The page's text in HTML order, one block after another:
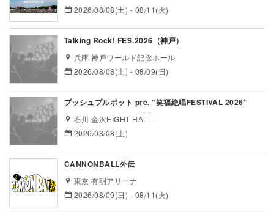
2026/08/08(土) - 08/11(火)
Talking Rock! FES.2026（神戸）
兵庫 神戸ワールド記念ホール
2026/08/08(土) - 08/09(日)
プッシュプルポット pre. “笑福絶唱FESTIVAL 2026”
石川 金沢EIGHT HALL
2026/08/08(土)
CANNONBALL外伝
東京 有明アリーナ
2026/08/09(日) - 08/11(火)